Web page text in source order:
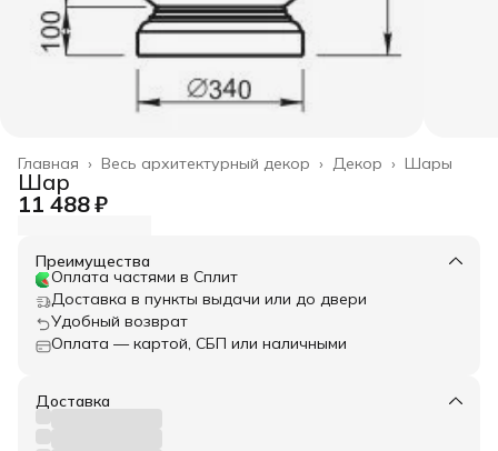
Шары
Декор ›
Весь архитектурный декор ›
Главная ›
Шар
11 488 ₽
Преимущества
Оплата частями в Сплит
Доставка в пункты выдачи или до двери
Удобный возврат
Оплата — картой, СБП или наличными
Доставка